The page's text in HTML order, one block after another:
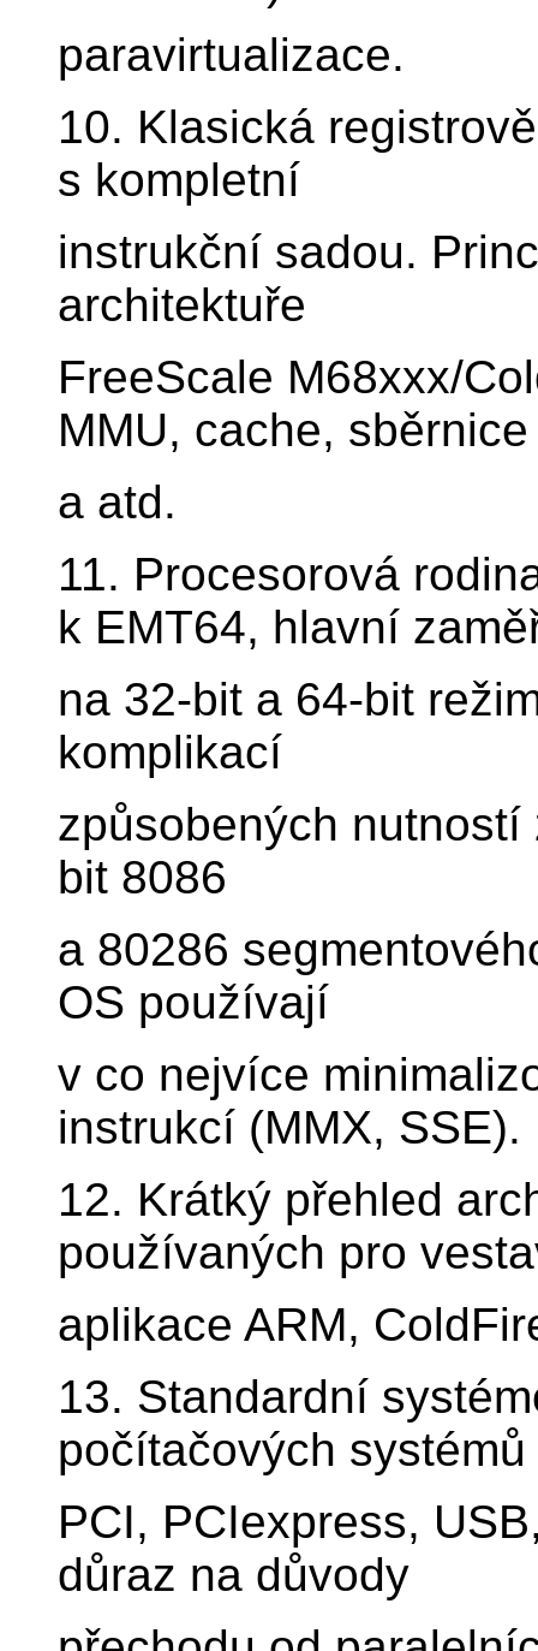
paravirtualizace.
10. Klasická
s kompletní
instrukční sadou.
architektuře
FreeScale M68xxx/
MMU, cache, sběrnice
a atd.
11. Procesorová
k EMT64, hlavní
na 32-bit a 64-bit
komplikací
způsobených
bit 8086
a 80286
OS používají
v co nejvíce
instrukcí (MMX, SSE).
12. Krátký přehled
používaných pro
aplikace ARM,
13. Standardní
počítačových systémů
PCI, PCIexpress,
důraz na důvody